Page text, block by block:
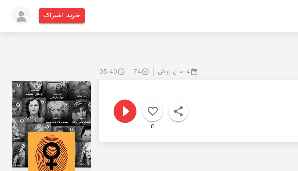
خرید اشتراک
4 سال پیش 74
05:40
0